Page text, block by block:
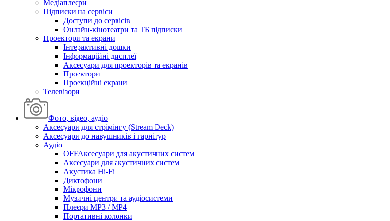
Медіаплеєри
Підписки на сервіси
Доступи до сервісів
Онлайн-кінотеатри та ТБ підписки
Проектори та екрани
Інтерактивні дошки
Інформаційні дисплеї
Аксесуари для проекторів та екранів
Проектори
Проекційні екрани
Телевізори
Фото, відео, аудіо
Аксесуари для стрімінгу (Stream Deck)
Аксесуари до навушників і гарнітур
Аудіо
OFFАксесуари для акустичних систем
Аксесуари для акустичних систем
Акустика Hi-Fi
Диктофони
Мікрофони
Музичні центри та аудіосистеми
Плеєри MP3 / MP4
Портативні колонки